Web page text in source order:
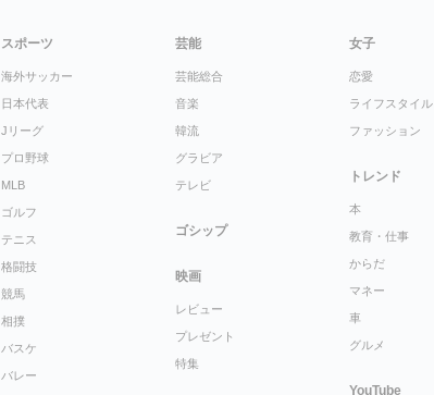
スポーツ
海外サッカー
日本代表
Jリーグ
プロ野球
MLB
ゴルフ
テニス
格闘技
競馬
相撲
バスケ
バレー
芸能
芸能総合
音楽
韓流
グラビア
テレビ
ゴシップ
映画
レビュー
プレゼント
特集
女子
恋愛
ライフスタイル
ファッション
トレンド
本
教育・仕事
からだ
マネー
車
グルメ
YouTube